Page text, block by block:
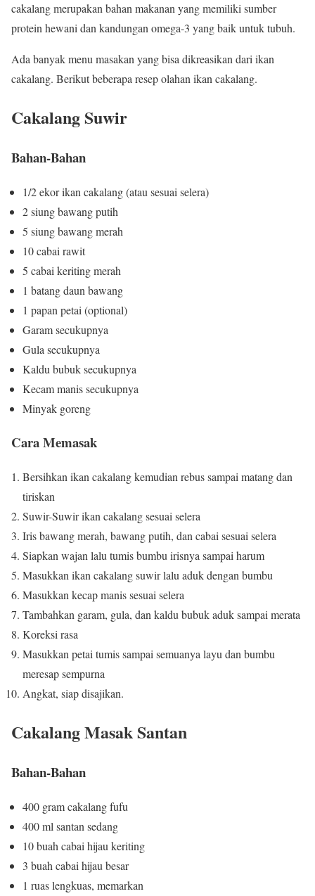
cakalang merupakan bahan makanan yang memiliki sumber
protein hewani dan kandungan omega-3 yang baik untuk tubuh.
Ada banyak menu masakan yang bisa dikreasikan dari ikan
cakalang. Berikut beberapa resep olahan ikan cakalang.
Cakalang Suwir
Bahan-Bahan
1/2 ekor ikan cakalang (atau sesuai selera)
2 siung bawang putih
5 siung bawang merah
10 cabai rawit
5 cabai keriting merah
1 batang daun bawang
1 papan petai (optional)
Garam secukupnya
Gula secukupnya
Kaldu bubuk secukupnya
Kecam manis secukupnya
Minyak goreng
Cara Memasak
Bersihkan ikan cakalang kemudian rebus sampai matang dan
tiriskan
Suwir-Suwir ikan cakalang sesuai selera
Iris bawang merah, bawang putih, dan cabai sesuai selera
Siapkan wajan lalu tumis bumbu irisnya sampai harum
Masukkan ikan cakalang suwir lalu aduk dengan bumbu
Masukkan kecap manis sesuai selera
Tambahkan garam, gula, dan kaldu bubuk aduk sampai merata
Koreksi rasa
Masukkan petai tumis sampai semuanya layu dan bumbu
meresap sempurna
Angkat, siap disajikan.
Cakalang Masak Santan
Bahan-Bahan
400 gram cakalang fufu
400 ml santan sedang
10 buah cabai hijau keriting
3 buah cabai hijau besar
1 ruas lengkuas, memarkan